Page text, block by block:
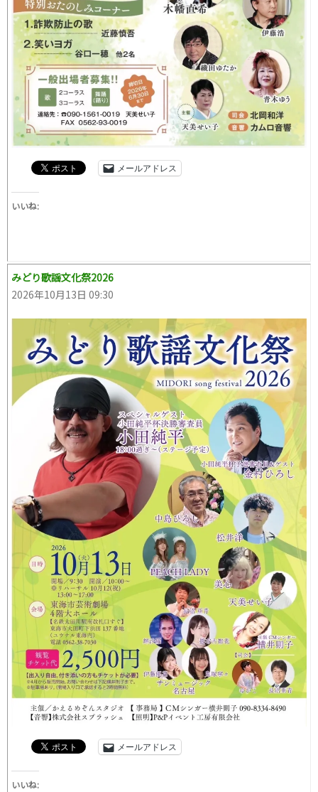
メールアドレス
いいね:
みどり歌謡文化祭2026
2026年10月13日 09:30
メールアドレス
いいね: